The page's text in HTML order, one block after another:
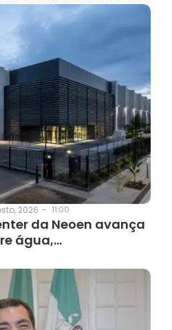
2026 - 11:00
da Neoen avança
água,…